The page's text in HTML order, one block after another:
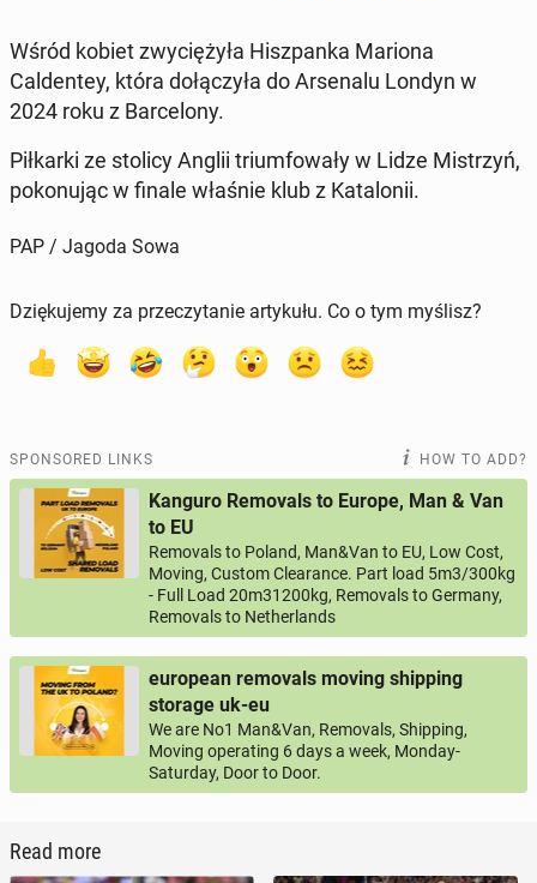
Wśród kobiet zwyciężyła Hisz­pan­ka Mariona
Caldentey, która dołączyła do Ar­se­nalu Londyn w
2024 roku z Barcelony.
Piłkar­ki ze stolicy Anglii tri­um­fowały w Lidze Mis­trzyń,
pokonu­jąc w finale właśnie klub z Kat­alonii.
PAP / Jagoda Sowa
Dziękujemy za przeczytanie artykułu. Co o tym myślisz?
SPONSORED LINKS HOW TO ADD?
Kanguro Removals to Europe, Man & Van
to EU
Removals to Poland, Man&Van to EU, Low Cost,
Moving, Custom Clearance. Part load 5m3/300kg
- Full Load 20m31200kg, Removals to Germany,
Removals to Netherlands
european removals moving shipping
storage uk-eu
We are No1 Man&Van, Removals, Shipping,
Moving operating 6 days a week, Monday-
Saturday, Door to Door.
Read more